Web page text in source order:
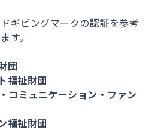
ギビングマークの認証を参考
す。
団
福祉財団
コミュニケーション・ファン
福祉財団